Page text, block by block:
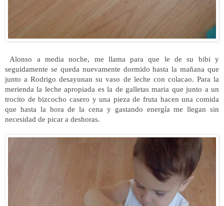
Alonso a media noche, me llama para que le de su bibi y
seguidamente se queda nuevamente dormido hasta la mañana que
junto a Rodrigo desayunan su vaso de leche con colacao. Para la
merienda la leche apropiada es la de galletas maria que junto a un
trocito de bizcocho casero y una pieza de fruta hacen una comida
que hasta la hora de la cena y gastando energía me llegan sin
necesidad de picar a deshoras.